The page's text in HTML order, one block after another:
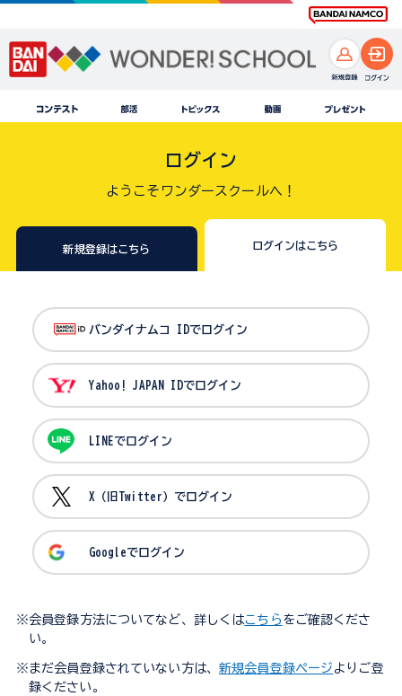
ログイン
ようこそワンダースクールへ！
新規登録はこちら ログインはこちら
バンダイナムコ IDでログイン
Yahoo! JAPAN IDでログイン
LINEでログイン
X（旧Twitter）でログイン
Googleでログイン
※会員登録方法についてなど、詳しくはこちら をご確認くださ
い。
※まだ会員登録されていない方は、 新規会員登録ページ よりご登
録ください。